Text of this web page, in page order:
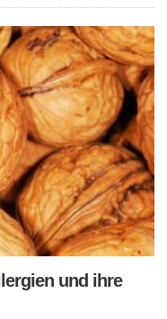
und ihre